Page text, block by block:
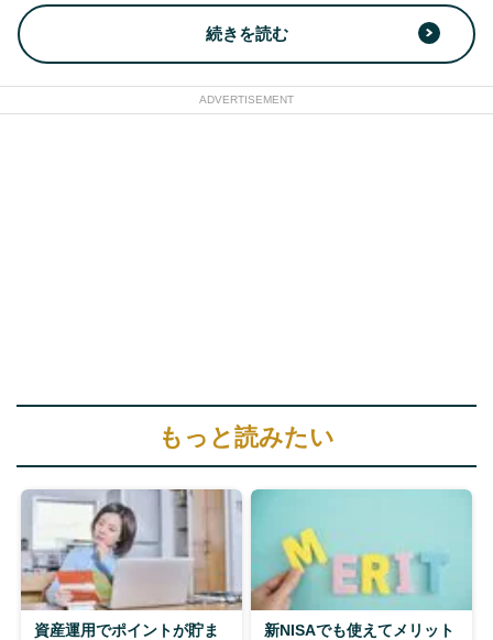
続きを読む
ADVERTISEMENT
もっと読みたい
資産運用でポイントが貯ま
新NISAでも使えてメリット